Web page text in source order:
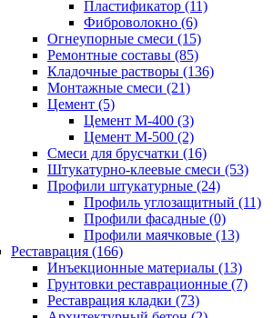
Пластификатор (11)
Фиброволокно (6)
Огнеупорные смеси (15)
Ремонтные составы (85)
Кладочные растворы (136)
Монтажные смеси (21)
Цемент (5)
Цемент М-400 (3)
Цемент М-500 (2)
Смеси для брусчатки (16)
Штукатурно-клеевые смеси (53)
Профили штукатурные (24)
Профиль углозащитный (11)
Профили фасадные (0)
Профили маячковые (13)
Реставрация (166)
Инъекционные материалы (13)
Грунтовки реставрационные (7)
Реставрация кладки (73)